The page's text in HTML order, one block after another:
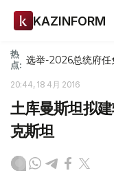
KAZINFORM
热
点: 选举-2026总统府任
20:44, 18 4月 2016
土库曼斯坦拟
克斯坦